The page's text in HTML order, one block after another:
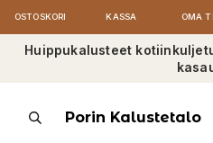
OSTOSKORI KASSA OMA
Huippukalusteet
ProductsPorin Kalustetalo